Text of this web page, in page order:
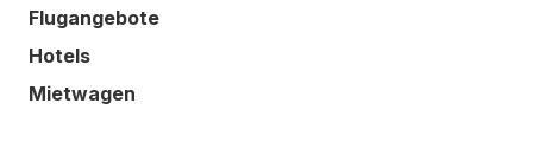
Flugangebote
Hotels
Mietwagen